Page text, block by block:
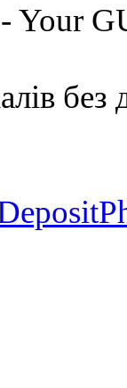
без